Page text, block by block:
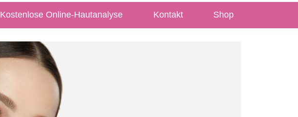
Kostenlose Online-Hautanalyse Kontakt Shop